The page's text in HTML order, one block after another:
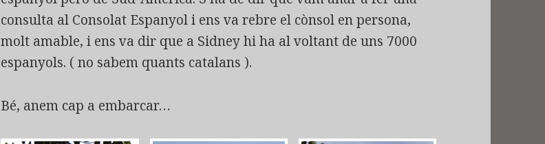
consulta al Consolat Espanyol i ens va rebre el cònsol en persona,
molt amable, i ens va dir que a Sidney hi ha al voltant de uns 7000
espanyols. ( no sabem quants catalans ).
Bé, anem cap a embarcar…